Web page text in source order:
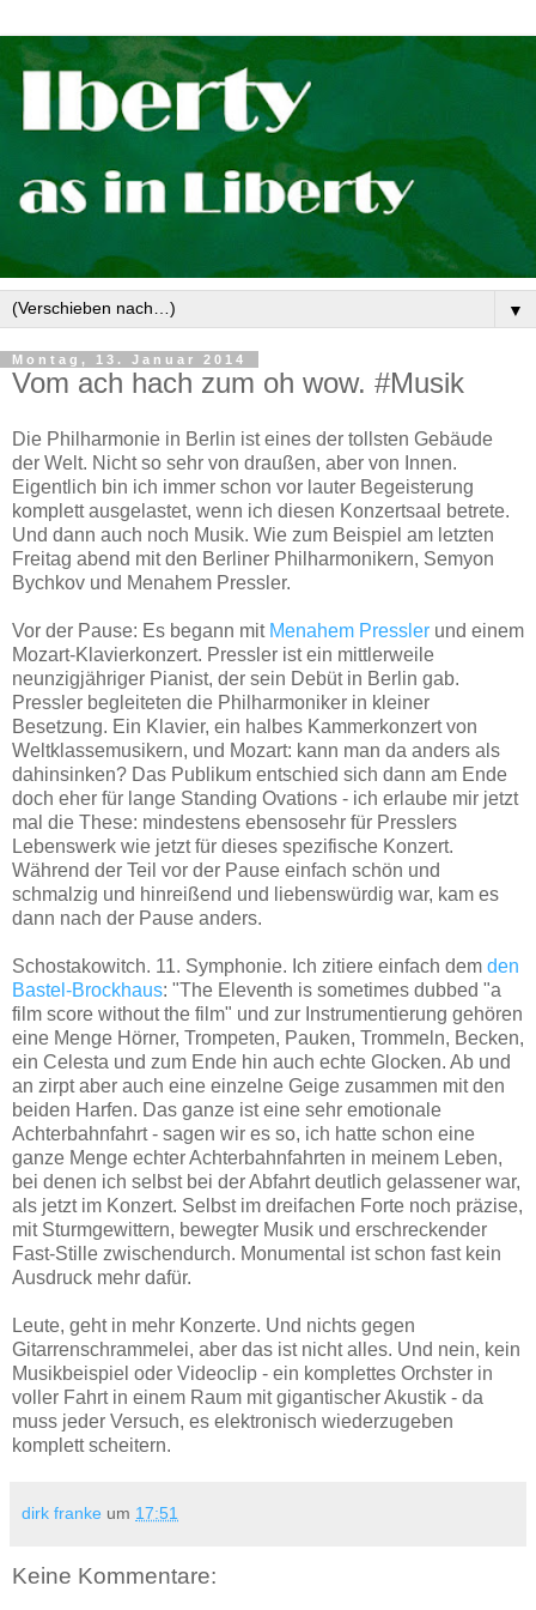
▼
Montag, 13. Januar 2014
Vom ach hach zum oh wow. #Musik
Die Philharmonie in Berlin ist eines der tollsten Gebäude
der Welt. Nicht so sehr von draußen, aber von Innen.
Eigentlich bin ich immer schon vor lauter Begeisterung
komplett ausgelastet, wenn ich diesen Konzertsaal betrete.
Und dann auch noch Musik. Wie zum Beispiel am letzten
Freitag abend mit den Berliner Philharmonikern, Semyon
Bychkov und Menahem Pressler.
Vor der Pause: Es begann mit Menahem Pressler und einem
Mozart-Klavierkonzert. Pressler ist ein mittlerweile
neunzigjähriger Pianist, der sein Debüt in Berlin gab.
Pressler begleiteten die Philharmoniker in kleiner
Besetzung. Ein Klavier, ein halbes Kammerkonzert von
Weltklassemusikern, und Mozart: kann man da anders als
dahinsinken? Das Publikum entschied sich dann am Ende
doch eher für lange Standing Ovations - ich erlaube mir jetzt
mal die These: mindestens ebensosehr für Presslers
Lebenswerk wie jetzt für dieses spezifische Konzert.
Während der Teil vor der Pause einfach schön und
schmalzig und hinreißend und liebenswürdig war, kam es
dann nach der Pause anders.
Schostakowitch. 11. Symphonie. Ich zitiere einfach dem den
Bastel-Brockhaus: "The Eleventh is sometimes dubbed "a
film score without the film" und zur Instrumentierung gehören
eine Menge Hörner, Trompeten, Pauken, Trommeln, Becken,
ein Celesta und zum Ende hin auch echte Glocken. Ab und
an zirpt aber auch eine einzelne Geige zusammen mit den
beiden Harfen. Das ganze ist eine sehr emotionale
Achterbahnfahrt - sagen wir es so, ich hatte schon eine
ganze Menge echter Achterbahnfahrten in meinem Leben,
bei denen ich selbst bei der Abfahrt deutlich gelassener war,
als jetzt im Konzert. Selbst im dreifachen Forte noch präzise,
mit Sturmgewittern, bewegter Musik und erschreckender
Fast-Stille zwischendurch. Monumental ist schon fast kein
Ausdruck mehr dafür.
Leute, geht in mehr Konzerte. Und nichts gegen
Gitarrenschrammelei, aber das ist nicht alles. Und nein, kein
Musikbeispiel oder Videoclip - ein komplettes Orchster in
voller Fahrt in einem Raum mit gigantischer Akustik - da
muss jeder Versuch, es elektronisch wiederzugeben
komplett scheitern.
dirk franke um 17:51
Keine Kommentare: